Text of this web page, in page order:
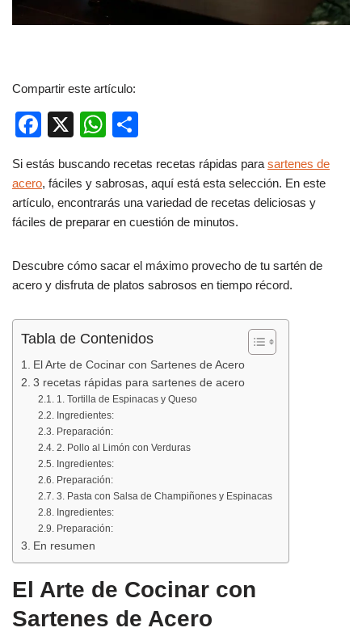
Compartir este artículo:
F
c
e
b
o
o
X
W
at
s
A
p
m
p
ar
tir
Si estás buscando recetas recetas rápidas para sartenes de
acero, fáciles y sabrosas, aquí está esta selección. En este
artículo, encontrarás una variedad de recetas deliciosas y
fáciles de preparar en cuestión de minutos.
Descubre cómo sacar el máximo provecho de tu sartén de
acero y disfruta de platos sabrosos en tiempo récord.
Tabla de Contenidos
El Arte de Cocinar con Sartenes de Acero
3 recetas rápidas para sartenes de acero
1. Tortilla de Espinacas y Queso
Ingredientes:
Preparación:
2. Pollo al Limón con Verduras
Ingredientes:
Preparación:
3. Pasta con Salsa de Champiñones y Espinacas
Ingredientes:
Preparación:
En resumen
El Arte de Cocinar con
Sartenes de Acero